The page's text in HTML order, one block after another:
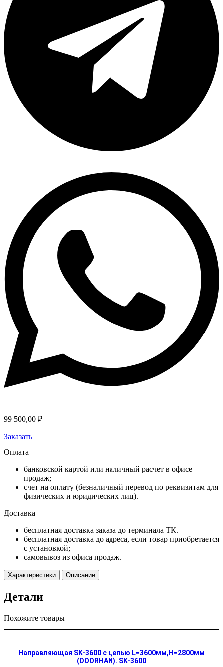
99 500,00 ₽
Заказать
Оплата
банковской картой или наличный расчет в офисе
продаж;
счет на оплату (безналичный перевод по реквизитам для
физических и юридических лиц).
Доставка
бесплатная доставка заказа до терминала ТК.
бесплатная доставка до адреса, если товар приобретается
с установкой;
самовывоз из офиса продаж.
Характеристики Описание
Детали
Похожите товары
Направляющая SK-3600 с цепью L=3600мм,H=2800мм
(DOORHAN). SK-3600